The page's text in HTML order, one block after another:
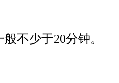
不少于20分钟。